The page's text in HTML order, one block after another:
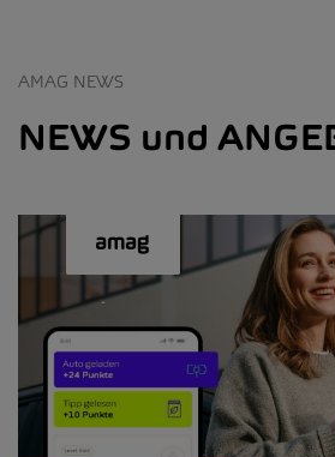
AMAG NEWS
NEWS und